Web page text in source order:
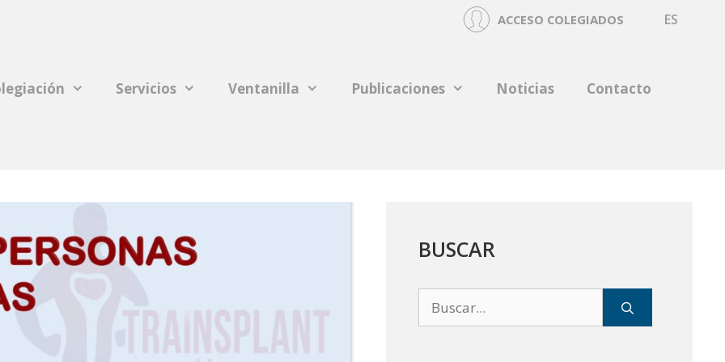
ACCESO COLEGIADOS ES
Servicios Ventanilla Publicaciones Noticias Contacto
BUSCAR